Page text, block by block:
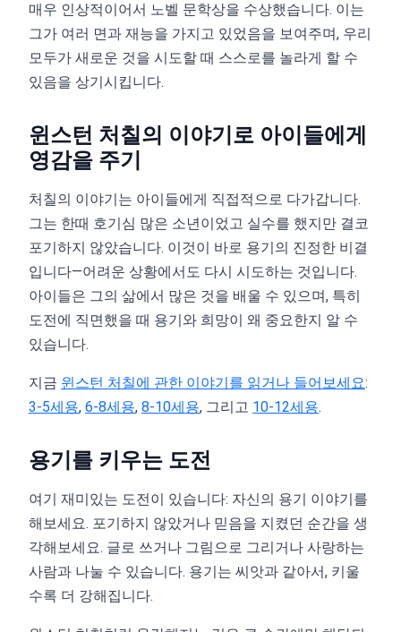
매우 인상적이어서 노벨 문학상을 수상했습니다. 이는
그가 여러 면과 재능을 가지고 있었음을 보여주며, 우리
모두가 새로운 것을 시도할 때 스스로를 놀라게 할 수
있음을 상기시킵니다.
윈스턴 처칠의 이야기로 아이들에게
영감을 주기
처칠의 이야기는 아이들에게 직접적으로 다가갑니다.
그는 한때 호기심 많은 소년이었고 실수를 했지만 결코
포기하지 않았습니다. 이것이 바로 용기의 진정한 비결
입니다—어려운 상황에서도 다시 시도하는 것입니다.
아이들은 그의 삶에서 많은 것을 배울 수 있으며, 특히
도전에 직면했을 때 용기와 희망이 왜 중요한지 알 수
있습니다.
지금 윈스턴 처칠에 관한 이야기를 읽거나 들어보세요:
3-5세용, 6-8세용, 8-10세용, 그리고 10-12세용.
용기를 키우는 도전
여기 재미있는 도전이 있습니다: 자신의 용기 이야기를
해보세요. 포기하지 않았거나 믿음을 지켰던 순간을 생
각해보세요. 글로 쓰거나 그림으로 그리거나 사랑하는
사람과 나눌 수 있습니다. 용기는 씨앗과 같아서, 키울
수록 더 강해집니다.